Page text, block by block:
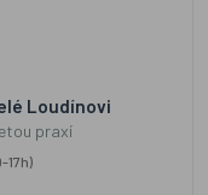
Loudínovi
praxí
17h)